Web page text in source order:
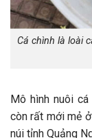
Cá chình là loài
Mô hình nuôi
còn rất mới mẻ
núi tỉnh Quảng